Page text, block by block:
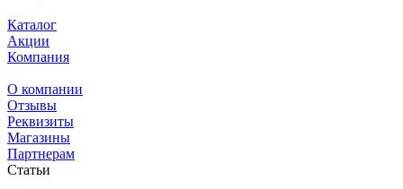
Каталог
Акции
Компания
О компании
Отзывы
Реквизиты
Магазины
Партнерам
Статьи